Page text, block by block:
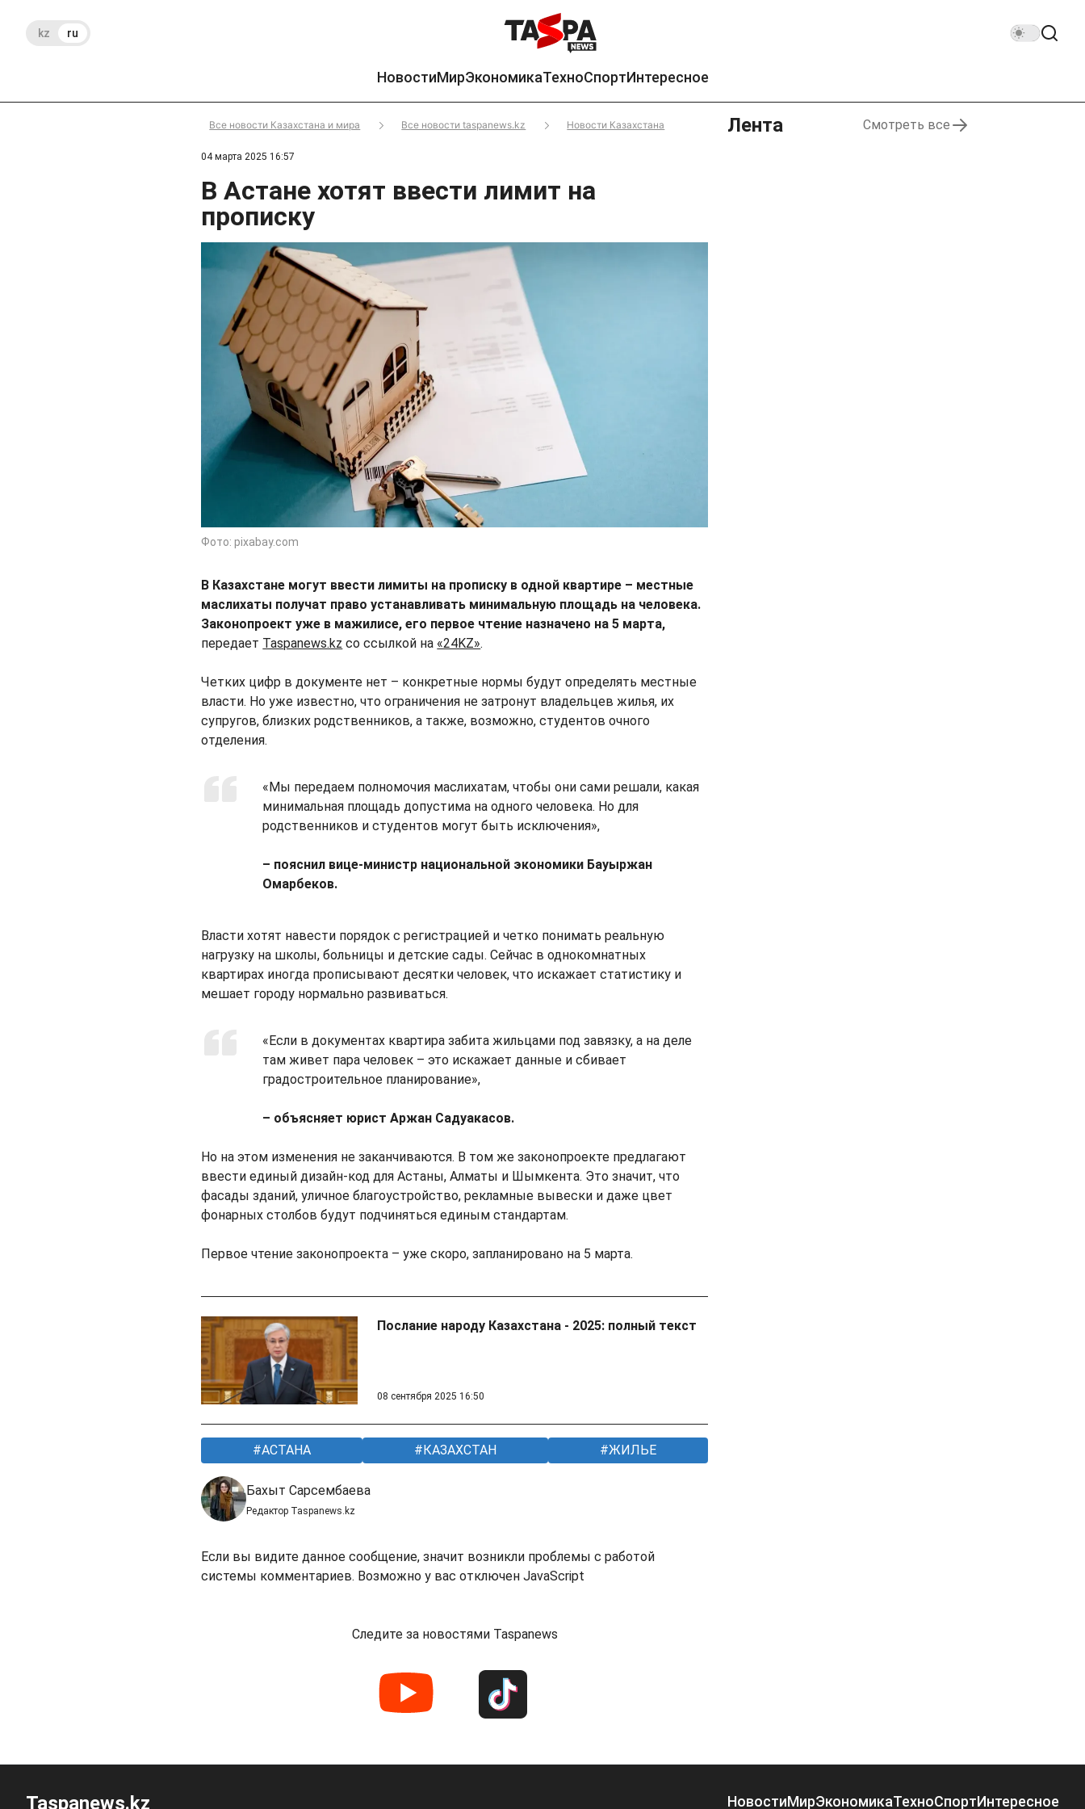
kz ru
НовостиМирЭкономикаТехноСпортИнтересное
Все новости Казахстана и мира Все новости taspanews.kz Новости Казахстана
04 марта 2025 16:57
В Астане хотят ввести лимит на
прописку
Фото: pixabay.com
В Казахстане могут ввести лимиты на прописку в одной квартире – местные
маслихаты получат право устанавливать минимальную площадь на человека.
Законопроект уже в мажилисе, его первое чтение назначено на 5 марта,
передает Taspanews.kz со ссылкой на «24KZ».
Четких цифр в документе нет – конкретные нормы будут определять местные
власти. Но уже известно, что ограничения не затронут владельцев жилья, их
супругов, близких родственников, а также, возможно, студентов очного
отделения.
«Мы передаем полномочия маслихатам, чтобы они сами решали, какая
минимальная площадь допустима на одного человека. Но для
родственников и студентов могут быть исключения»,
– пояснил вице-министр национальной экономики Бауыржан
Омарбеков.
Власти хотят навести порядок с регистрацией и четко понимать реальную
нагрузку на школы, больницы и детские сады. Сейчас в однокомнатных
квартирах иногда прописывают десятки человек, что искажает статистику и
мешает городу нормально развиваться.
«Если в документах квартира забита жильцами под завязку, а на деле
там живет пара человек – это искажает данные и сбивает
градостроительное планирование»,
– объясняет юрист Аржан Садуакасов.
Но на этом изменения не заканчиваются. В том же законопроекте предлагают
ввести единый дизайн-код для Астаны, Алматы и Шымкента. Это значит, что
фасады зданий, уличное благоустройство, рекламные вывески и даже цвет
фонарных столбов будут подчиняться единым стандартам.
Первое чтение законопроекта – уже скоро, запланировано на 5 марта.
Послание народу Казахстана - 2025: полный текст
08 сентября 2025 16:50
АСТАНА КАЗАХСТАН ЖИЛЬЕ
Бахыт Сарсембаева
Редактор Taspanews.kz
Если вы видите данное сообщение, значит возникли проблемы с работой
системы комментариев. Возможно у вас отключен JavaScript
Следите за новостями Taspanews
Лента Смотреть все
Taspanews.kz НовостиМирЭкономикаТехноСпортИнтересное